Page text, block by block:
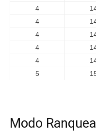
4
4
4
4
4
5
Modo